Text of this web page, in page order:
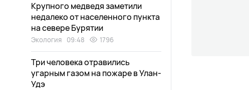
Крупного медведя заметили
недалеко от населенного пункта
на севере Бурятии
Экология 09:48 1796
Три человека отравились
угарным газом на пожаре в Улан-
Удэ